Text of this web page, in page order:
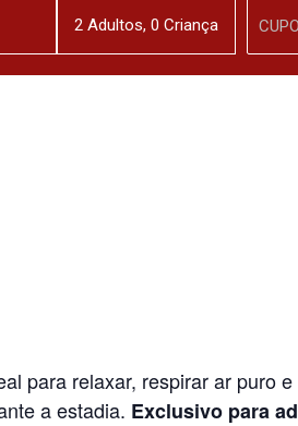
para relaxar, respirar ar puro
a estadia. Exclusivo para
2Adultos, 0 Criança